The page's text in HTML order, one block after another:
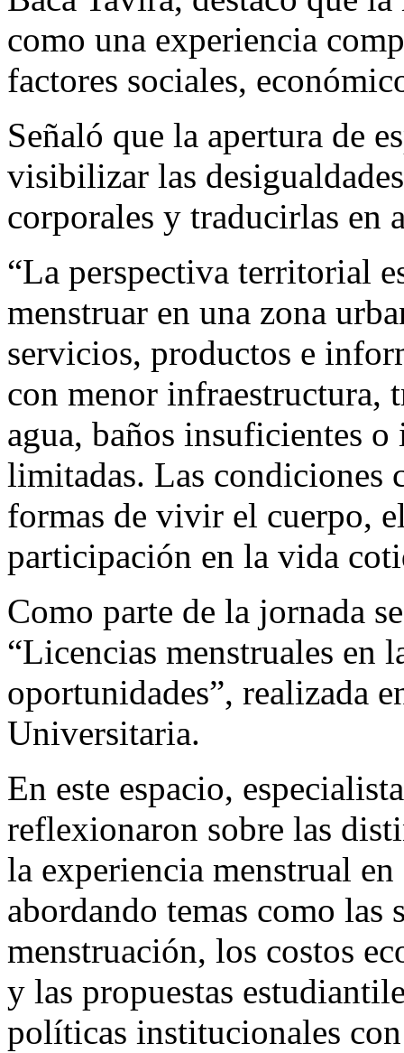
como una experiencia
factores sociales,
Señaló que la apertura de
visibilizar las
corporales y traducirlas en
“La perspectiva territorial
menstruar en una zona
servicios, productos e
con menor infraestructura,
agua, baños insuficientes
limitadas. Las condiciones
formas de vivir el cuerpo,
participación en la vida
Como parte de la jornada
“Licencias menstruales en
oportunidades”, realizada
Universitaria.
En este espacio,
reflexionaron sobre las
la experiencia menstrual
abordando temas como las
menstruación, los costos
y las propuestas
políticas institucionales